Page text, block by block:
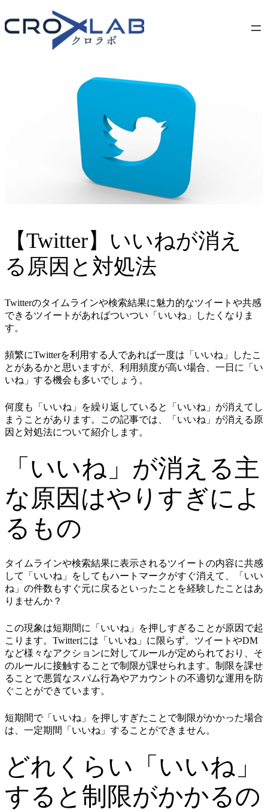
to
content
【Twitter】いいねが消え
る原因と対処法
Twitterのタイムラインや検索結果に魅力的なツイートや共感
できるツイートがあればついつい「いいね」したくなりま
す。
頻繁にTwitterを利用する人であれば一度は「いいね」したこ
とがあるかと思いますが、利用頻度が高い場合、一日に「い
いね」する機会も多いでしょう。
何度も「いいね」を繰り返していると「いいね」が消えてし
まうことがあります。この記事では、「いいね」が消える原
因と対処法について紹介します。
「いいね」が消える主
な原因はやりすぎによ
るもの
タイムラインや検索結果に表示されるツイートの内容に共感
して「いいね」をしてもハートマークがすぐ消えて、「いい
ね」の件数もすぐ元に戻るといったことを経験したことはあ
りませんか？
この現象は短期間に「いいね」を押しすぎることが原因で起
こります。Twitterには「いいね」に限らず、ツイートやDM
など様々なアクションに対してルールが定められており、そ
のルールに接触することで制限が課せられます。制限を課せ
ることで悪質なスパム行為やアカウントの不適切な運用を防
ぐことができています。
短期間で「いいね」を押しすぎたことで制限がかかった場合
は、一定期間「いいね」することができません。
どれくらい「いいね」
すると制限がかかるの